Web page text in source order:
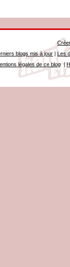
blogs mis à jour |Les
légales de ce blog|